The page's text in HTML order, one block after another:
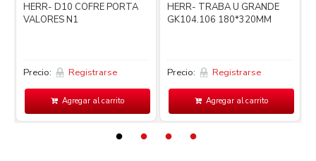
HERR- D10 COFRE PORTA
VALORES N1
Precio: Registrarse
Agregar al carrito
HERR- TRABA U GRANDE
GK104.106 180*320MM
Precio: Registrarse
Agregar al carrito